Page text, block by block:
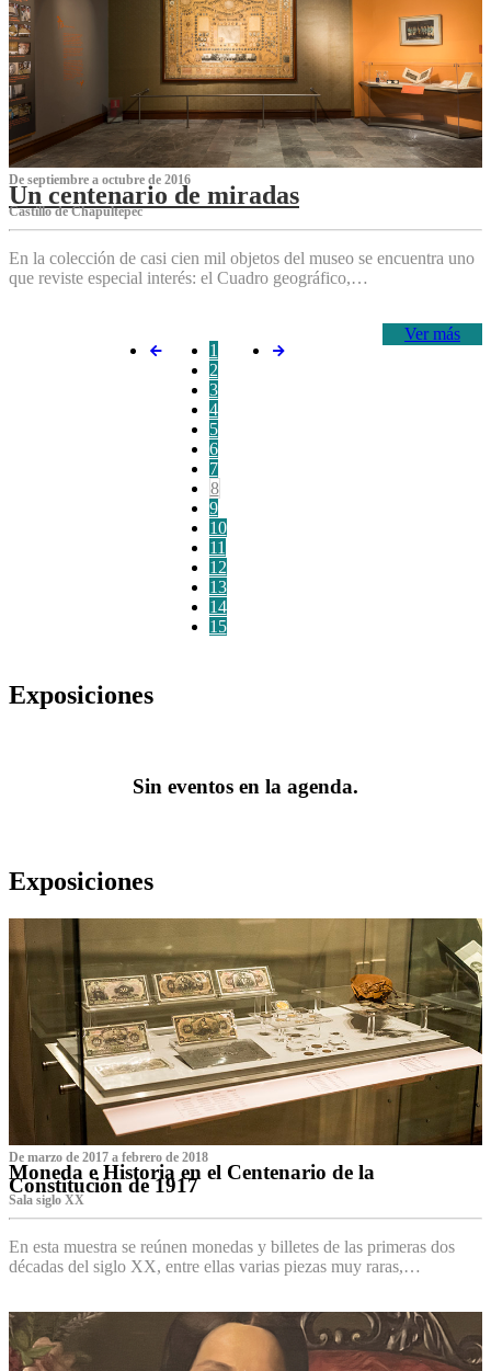
De septiembre a octubre de 2016
Un centenario de miradas
Castillo de Chapultepec
En la colección de casi cien mil objetos del museo se encuentra uno
que reviste especial interés: el Cuadro geográfico,…
Ver más
1
2
3
4
5
6
7
8
9
10
11
12
13
14
15
Exposiciones
Sin eventos en la agenda.
Exposiciones
De marzo de 2017 a febrero de 2018
Moneda e Historia en el Centenario de la
Constitución de 1917
Sala siglo XX
En esta muestra se reúnen monedas y billetes de las primeras dos
décadas del siglo XX, entre ellas varias piezas muy raras,…